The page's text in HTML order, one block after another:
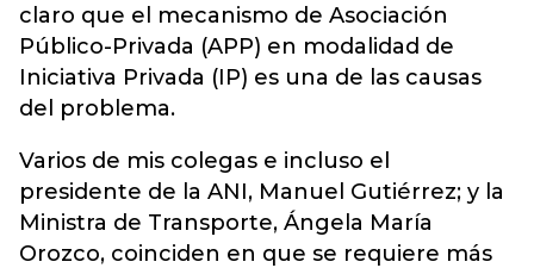
claro que el mecanismo de Asociación
Público-Privada (APP) en modalidad de
Iniciativa Privada (IP) es una de las causas
del problema.
Varios de mis colegas e incluso el
presidente de la ANI, Manuel Gutiérrez; y la
Ministra de Transporte, Ángela María
Orozco, coinciden en que se requiere más